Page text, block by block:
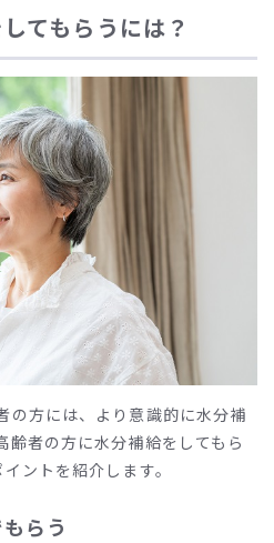
てもらうには？
の方には、より意識的に水分補
齢者の方に水分補給をしてもら
ントを紹介します。
らう